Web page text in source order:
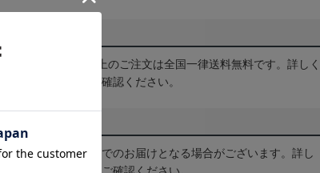
3,980円（税込）以上のご注文は全国一律送料無料です。詳しく
をご確認ください。
一部商品はメール便でのお届けとなる場合がございます。詳し